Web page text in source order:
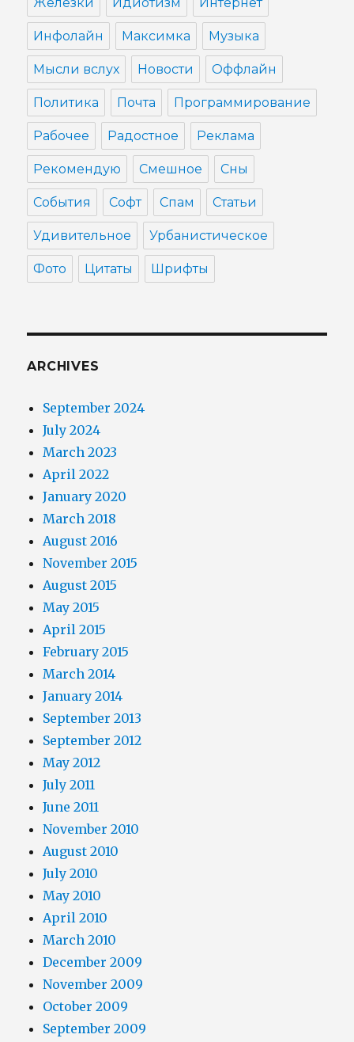
Инфолайн Максимка Музыка
Мысли вслух Новости Оффлайн
Политика Почта Программирование
Рабочее Радостное Реклама
Рекомендую Смешное Сны
События Софт Спам Статьи
Удивительное Урбанистическое
Фото Цитаты Шрифты
ARCHIVES
September 2024
July 2024
March 2023
April 2022
January 2020
March 2018
August 2016
November 2015
August 2015
May 2015
April 2015
February 2015
March 2014
January 2014
September 2013
September 2012
May 2012
July 2011
June 2011
November 2010
August 2010
July 2010
May 2010
April 2010
March 2010
December 2009
November 2009
October 2009
September 2009